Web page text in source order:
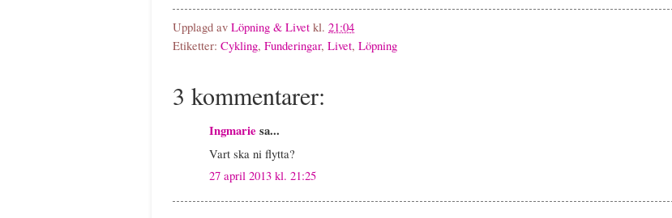
Upplagd av Löpning & Livet kl. 21:04
Etiketter: Cykling, Funderingar, Livet, Löpning
3 kommentarer:
Ingmarie sa...
Vart ska ni flytta?
27 april 2013 kl. 21:25